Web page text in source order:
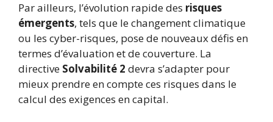
Par ailleurs, l’évolution rapide des risques
émergents, tels que le changement climatique
ou les cyber-risques, pose de nouveaux défis en
termes d’évaluation et de couverture. La
directive Solvabilité 2 devra s’adapter pour
mieux prendre en compte ces risques dans le
calcul des exigences en capital.